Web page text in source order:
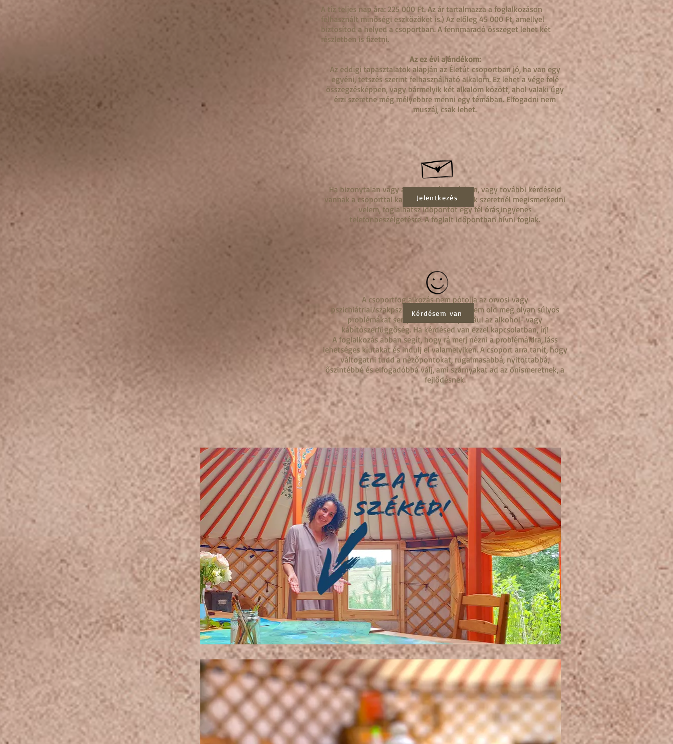
A tíz teljes nap ára: 225 000 Ft. Az ár tartalmazza a foglalkozáson
felhasznált minőségi eszközöket is.) Az előleg45 000 Ft, amellyel
biztosítod a helyed a csoportban. A fennmaradó összeget lehet két
részletben is fizetni.
Az ez évi ajándékom:
Az eddigi tapasztalatok alapján az Életút csoportban jó, ha van egy
egyéni, tetszés szerint felhasználható alkalom. Ez lehet a vége felé
összegzésképpen, vagy bármelyik két alkalom között, ahol valaki úgy
érzi szeretne még mélyebbre menni egy témában. Elfogadni nem
muszáj, csak lehet.
Ha bizonytalan vagy a csoportválasztásban, vagy további kérdéseid
vannak a csoporttal kapcsolatban, vagy csak szeretnél megismerkedni
velem, foglalhatsz időpontot egy fél órás,ingyenes
telefonbeszélgetésre. A foglalt időpontban hívni foglak.
A csoportfoglalkozás nem pótolja az orvosi vagy
pszichiátriai/szakpszichológiai kezelést, nem old meg olyan súlyos
problémákat sem, mint amilyen például az alkohol- vagy
kábítószerfüggőség. Ha kérdésed van ezzel kapcsolatban, írj!
A foglalkozás abban segít, hogy rá merj nézni a problémáidra, láss
lehetséges kiutakat és indulj el valamelyiken. A csoport arra tanít, hogy
váltogatni tudd a nézőpontokat, rugalmasabbá, nyitottabbá,
őszintébbé és elfogadóbbá válj, ami szárnyakat ad az önismeretnek, a
fejlődésnek.
Jelentkezés
Kérdésem van